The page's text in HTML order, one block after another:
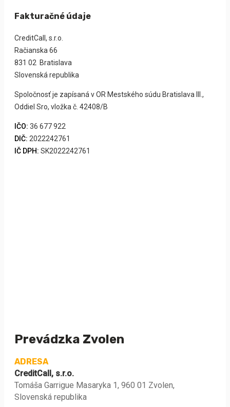
Fakturačné údaje
CreditCall, s.r.o.
Račianska 66
831 02 Bratislava
Slovenská republika
Spoločnosť je zapísaná v OR Mestského súdu Bratislava III.,
Oddiel Sro, vložka č. 42408/B
IČO: 36 677 922
DIČ: 2022242761
IČ DPH: SK2022242761
Prevádzka Zvolen
ADRESA
CreditCall, s.r.o.
Tomáša Garrigue Masaryka 1, 960 01 Zvolen,
Slovenská republika